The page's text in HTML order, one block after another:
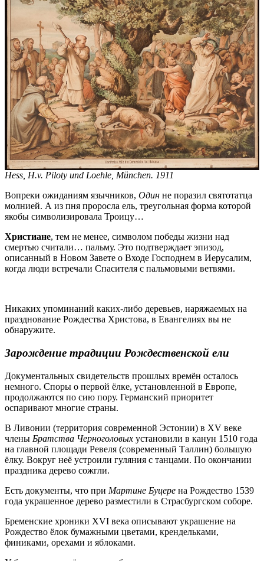
Hess, H.v. Piloty und Loehle, München. 1911
Вопреки ожиданиям язычников, Один не поразил святотатца
молнией. А из пня проросла ель, треугольная форма которой
якобы символизировала Троицу…
Христиане, тем не менее, символом победы жизни над
смертью считали… пальму. Это подтверждает эпизод,
описанный в Новом Завете о Входе Господнем в Иерусалим,
когда люди встречали Спасителя с пальмовыми ветвями.
Никаких упоминаний каких-либо деревьев, наряжаемых на
празднование Рождества Христова, в Евангелиях вы не
обнаружите.
Зарождение традиции Рождественской ели
Документальных свидетельств прошлых времён осталось
немного. Споры о первой ёлке, установленной в Европе,
продолжаются по сию пору. Германский приоритет
оспаривают многие страны.
В Ливонии (территория современной Эстонии) в XV веке
члены Братства Черноголовых установили в канун 1510 года
на главной площади Ревеля (современный Таллин) большую
ёлку. Вокруг неё устроили гуляния с танцами. По окончании
праздника дерево сожгли.
Есть документы, что при Мартине Буцере на Рождество 1539
года украшенное дерево разместили в Страсбургском соборе.
Бременские хроники XVI века описывают украшение на
Рождество ёлок бумажными цветами, крендельками,
финиками, орехами и яблоками.